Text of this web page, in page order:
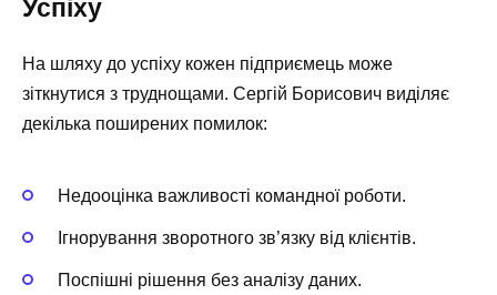
Успіху
На шляху до успіху кожен підприємець може
зіткнутися з труднощами. Сергій Борисович виділяє
декілька поширених помилок:
Недооцінка важливості командної роботи.
Ігнорування зворотного зв’язку від клієнтів.
Поспішні рішення без аналізу даних.